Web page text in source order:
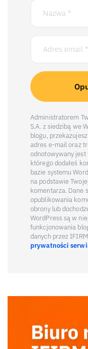
Administratorem
S.A. z siedzibą we
blogu,
adres e-mail oraz
odnotowywany
którego dodałeś
bazie systemu
na podstawie
komentarza. Dane
opublikowania
obrony lub
WordPress są w
funkcjonowania
danych przez
prywatności